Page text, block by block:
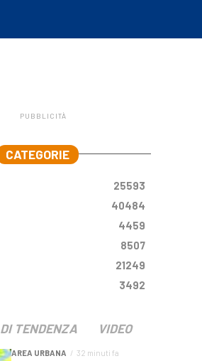
PUBBLICITÀ
CATEGORIE
25593
40484
4459
8507
21249
3492
DI TENDENZA VIDEO
AREA URBANA 32 minuti fa